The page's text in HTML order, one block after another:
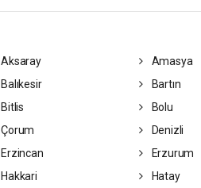
Aksaray
Amasya
Balıkesir
Bartın
Bitlis
Bolu
Çorum
Denizli
Erzincan
Erzurum
Hakkari
Hatay